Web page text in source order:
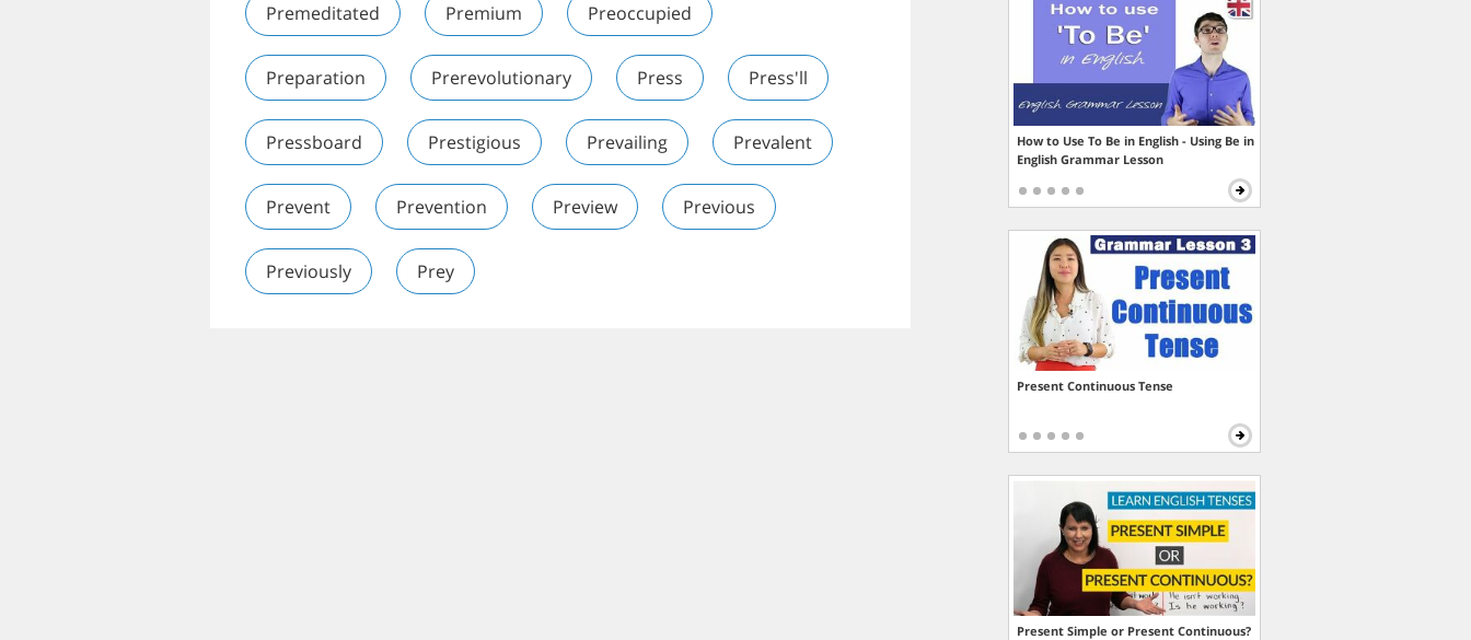
Premeditated Premium Preoccupied
Preparation Prerevolutionary Press Press'll
Pressboard Prestigious Prevailing Prevalent
Prevent Prevention Preview Previous
Previously Prey
How to Use To Be in English - Using Be in
English Grammar Lesson
Present Continuous Tense
Present Simple or Present Continuous?